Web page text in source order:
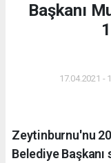
Başkanı
17.04.2021 -
Zeytinburnu'nu
Belediye Başkanı